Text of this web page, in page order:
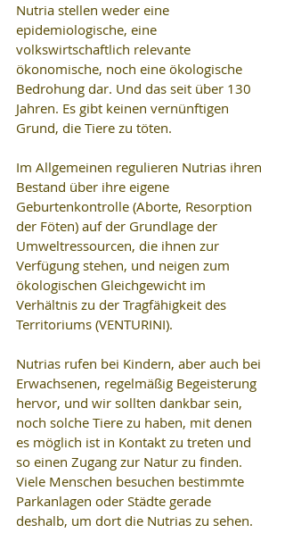
Nutria stellen weder eine
epidemiologische, eine
volkswirtschaftlich relevante
ökonomische, noch eine ökologische
Bedrohung dar. Und das seit über 130
Jahren. Es gibt keinen vernünftigen
Grund, die Tiere zu töten.
Im Allgemeinen regulieren Nutrias ihren
Bestand über ihre eigene
Geburtenkontrolle (Aborte, Resorption
der Föten) auf der Grundlage der
Umweltressourcen, die ihnen zur
Verfügung stehen, und neigen zum
ökologischen Gleichgewicht im
Verhältnis zu der Tragfähigkeit des
Territoriums (VENTURINI).
Nutrias rufen bei Kindern, aber auch bei
Erwachsenen, regelmäßig Begeisterung
hervor, und wir sollten dankbar sein,
noch solche Tiere zu haben, mit denen
es möglich ist in Kontakt zu treten und
so einen Zugang zur Natur zu finden.
Viele Menschen besuchen bestimmte
Parkanlagen oder Städte gerade
deshalb, um dort die Nutrias zu sehen.